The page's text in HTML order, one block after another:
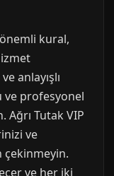
kural,
anlayışlı
profesyonel
Tutak VIP
ve
çekinmeyin.
ve her iki